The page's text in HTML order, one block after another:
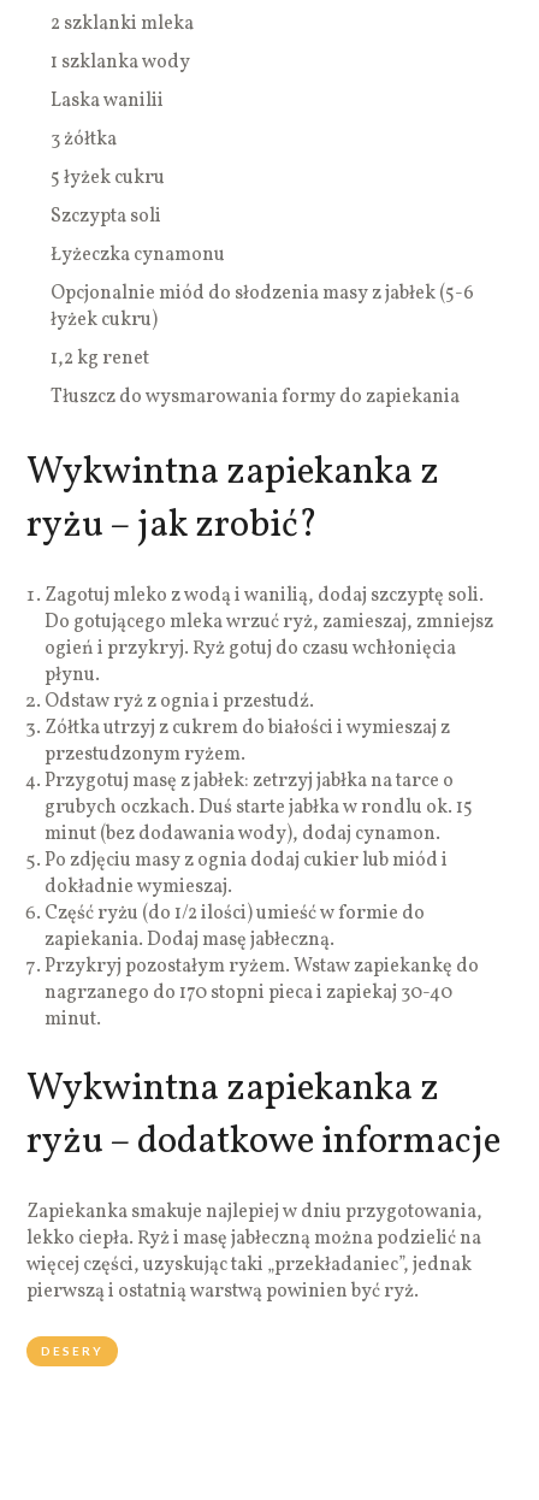
2 szklanki mleka
1 szklanka wody
Laska wanilii
3 żółtka
5 łyżek cukru
Szczypta soli
Łyżeczka cynamonu
Opcjonalnie miód do słodzenia masy z jabłek (5-6
łyżek cukru)
1,2 kg renet
Tłuszcz do wysmarowania formy do zapiekania
Wykwintna zapiekanka z
ryżu – jak zrobić?
Zagotuj mleko z wodą i wanilią, dodaj szczyptę soli.
Do gotującego mleka wrzuć ryż, zamieszaj, zmniejsz
ogień i przykryj. Ryż gotuj do czasu wchłonięcia
płynu.
Odstaw ryż z ognia i przestudź.
Zółtka utrzyj z cukrem do białości i wymieszaj z
przestudzonym ryżem.
Przygotuj masę z jabłek: zetrzyj jabłka na tarce o
grubych oczkach. Duś starte jabłka w rondlu ok. 15
minut (bez dodawania wody), dodaj cynamon.
Po zdjęciu masy z ognia dodaj cukier lub miód i
dokładnie wymieszaj.
Część ryżu (do 1/2 ilości) umieść w formie do
zapiekania. Dodaj masę jabłeczną.
Przykryj pozostałym ryżem. Wstaw zapiekankę do
nagrzanego do 170 stopni pieca i zapiekaj 30-40
minut.
Wykwintna zapiekanka z
ryżu – dodatkowe informacje
Zapiekanka smakuje najlepiej w dniu przygotowania,
lekko ciepła. Ryż i masę jabłeczną można podzielić na
więcej części, uzyskując taki „przekładaniec”, jednak
pierwszą i ostatnią warstwą powinien być ryż.
DESERY